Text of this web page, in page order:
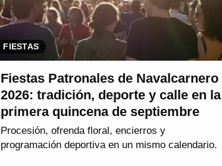
FIESTAS
Fiestas Patronales de Navalcarnero
2026: tradición, deporte y calle en la
primera quincena de septiembre
Procesión, ofrenda floral, encierros y
programación deportiva en un mismo calendario.